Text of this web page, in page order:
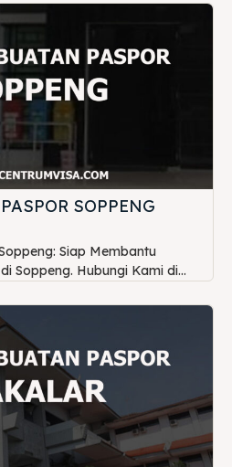
SOPPENG
Siap Membantu
Soppeng. Hubungi Kami di...